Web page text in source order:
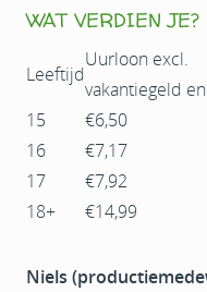
WAT VERDIEN JE?
Leeftijd
Uurloon excl.
vakantiegeld
15
€6,50
16
€7,17
17
€7,92
18+
€14,99
Niels